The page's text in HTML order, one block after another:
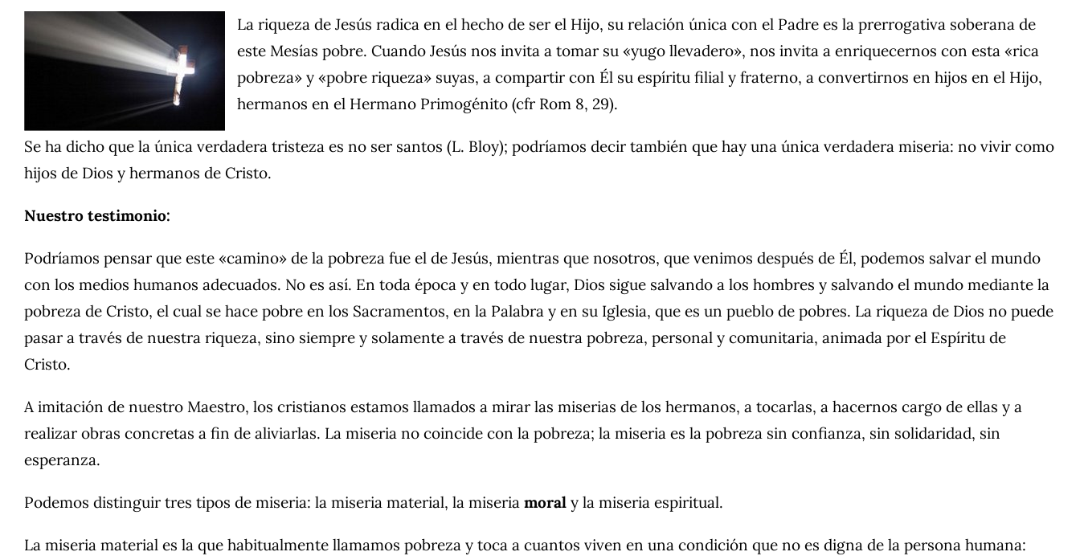
La riqueza de Jesús radica en el hecho de ser el Hijo, su relación única con el Padre es la prerrogativa soberana de
este Mesías pobre. Cuando Jesús nos invita a tomar su «yugo llevadero», nos invita a enriquecernos con esta «rica
pobreza» y «pobre riqueza» suyas, a compartir con Él su espíritu filial y fraterno, a convertirnos en hijos en el Hijo,
hermanos en el Hermano Primogénito (cfr Rom 8, 29).
Se ha dicho que la única verdadera tristeza es no ser santos (L. Bloy); podríamos decir también que hay una única verdadera miseria: no vivir como
hijos de Dios y hermanos de Cristo.
Nuestro testimonio:
Podríamos pensar que este «camino» de la pobreza fue el de Jesús, mientras que nosotros, que venimos después de Él, podemos salvar el mundo
con los medios humanos adecuados. No es así. En toda época y en todo lugar, Dios sigue salvando a los hombres y salvando el mundo mediante la
pobreza de Cristo, el cual se hace pobre en los Sacramentos, en la Palabra y en su Iglesia, que es un pueblo de pobres. La riqueza de Dios no puede
pasar a través de nuestra riqueza, sino siempre y solamente a través de nuestra pobreza, personal y comunitaria, animada por el Espíritu de
Cristo.
A imitación de nuestro Maestro, los cristianos estamos llamados a mirar las miserias de los hermanos, a tocarlas, a hacernos cargo de ellas y a
realizar obras concretas a fin de aliviarlas. La miseria no coincide con la pobreza; la miseria es la pobreza sin confianza, sin solidaridad, sin
esperanza.
Podemos distinguir tres tipos de miseria: la miseria material, la miseria moral y la miseria espiritual.
La miseria material es la que habitualmente llamamos pobreza y toca a cuantos viven en una condición que no es digna de la persona humana: